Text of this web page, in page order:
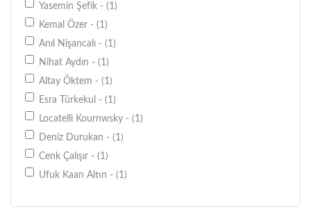
Yasemin Şefik - (1)
Kemal Özer - (1)
Anıl Nişancalı - (1)
Nihat Aydın - (1)
Altay Öktem - (1)
Esra Türkekul - (1)
Locatelli Kournwsky - (1)
Deniz Durukan - (1)
Cenk Çalışır - (1)
Ufuk Kaan Altın - (1)